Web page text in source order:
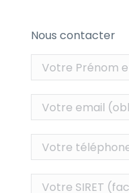
Nous contacter